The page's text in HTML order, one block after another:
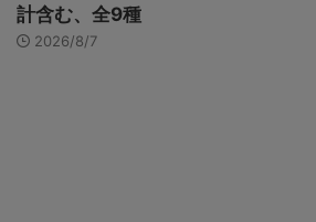
計含む、全9種
2026/8/7